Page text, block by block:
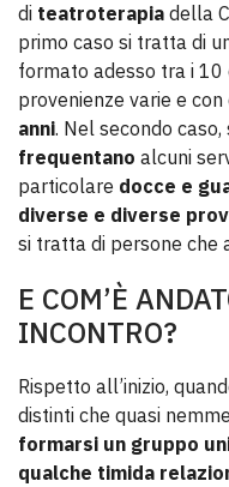
di teatroterapia della
primo caso si tratta di
formato adesso tra i 10
provenienze varie e
anni. Nel secondo
frequentano alcuni
particolare docce e
diverse e diverse
si tratta di persone che
E COM’È
INCONTRO?
Rispetto all’inizio,
distinti che quasi
formarsi un gruppo
qualche timida